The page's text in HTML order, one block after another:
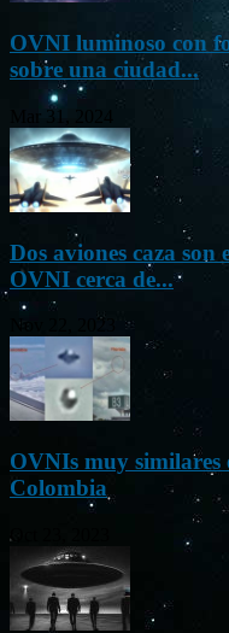
OVNI luminoso con
sobre una ciudad...
Mar 31, 2024
Dos aviones caza
OVNI cerca de...
Nov 22, 2023
OVNIs muy similares
Colombia
Oct 23, 2023